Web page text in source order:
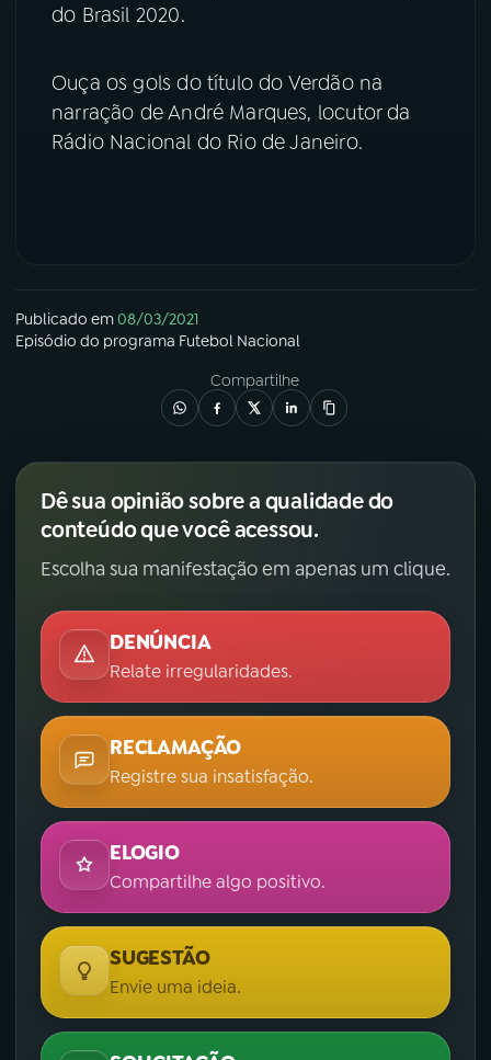
YouTube Facebook
Instagram X
do Brasil 2020.
Ouça os gols do título do Verdão na
narração de André Marques, locutor da
Rádio Nacional do Rio de Janeiro.
Publicado em08/03/2021
Episódio do programa Futebol Nacional
Compartilhe
Dê sua opinião sobre a qualidade do
conteúdo que você acessou.
Escolha sua manifestação em apenas um clique.
DENÚNCIA
Relate irregularidades.
RECLAMAÇÃO
Registre sua insatisfação.
ELOGIO
Compartilhe algo positivo.
SUGESTÃO
Envie uma ideia.